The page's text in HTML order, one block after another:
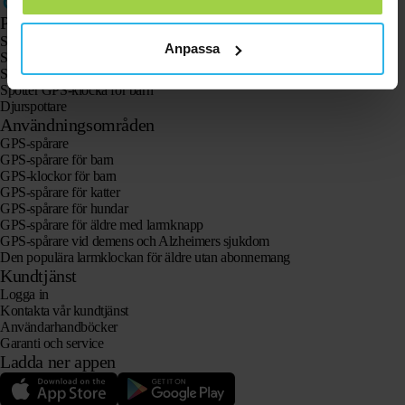
Anpassa
Produkter
Spotter GPS-spårare X10
Spotter Senior GPS-klocka
Spotter GPS-klocka Explorer
Spotter GPS-klocka för barn
Djurspottare
Användningsområden
GPS-spårare
GPS-spårare för barn
GPS-klockor för barn
GPS-spårare för katter
GPS-spårare för hundar
GPS-spårare för äldre med larmknapp
GPS-spårare vid demens och Alzheimers sjukdom
Den populära larmklockan för äldre utan abonnemang
Kundtjänst
Logga in
Kontakta vår kundtjänst
Användarhandböcker
Garanti och service
Ladda ner appen